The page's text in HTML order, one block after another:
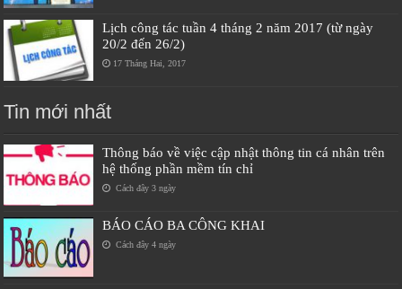
Lịch công tác tuần 4 tháng 2 năm 2017 (từ ngày
20/2 đến 26/2)
17 Tháng Hai, 2017
Tin mới nhất
Thông báo về việc cập nhật thông tin cá nhân trên
hệ thống phần mềm tín chỉ
Cách đây 3 ngày
BÁO CÁO BA CÔNG KHAI
Cách đây 4 ngày